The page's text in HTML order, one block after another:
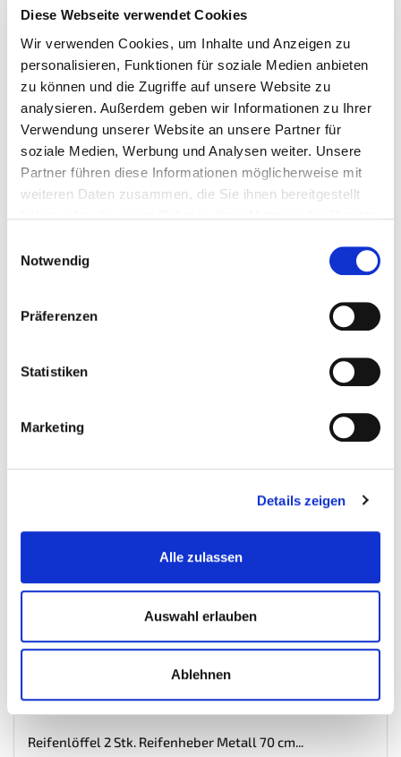
Diese Webseite verwendet Cookies
Wir verwenden Cookies, um Inhalte und Anzeigen zu
personalisieren, Funktionen für soziale Medien anbieten
zu können und die Zugriffe auf unsere Website zu
analysieren. Außerdem geben wir Informationen zu Ihrer
Verwendung unserer Website an unsere Partner für
soziale Medien, Werbung und Analysen weiter. Unsere
Partner führen diese Informationen möglicherweise mit
weiteren Daten zusammen, die Sie ihnen bereitgestellt
Notwendig
Präferenzen
Statistiken
Marketing
Details zeigen
Alle zulassen
Auswahl erlauben
Ablehnen
Zubehör
Reifenlöffel 2 Stk. Reifenheber Metall 60 cm...
Auf Lager
Reifenlöffel 2 Stk. Reifenheber Metall 70 cm...